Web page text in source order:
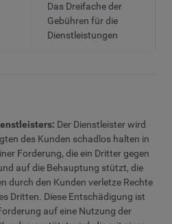
Das Dreifache der
Gebühren für die
Dienstleistungen
Der Dienstleister wird
des Kunden schadlos halten in
Forderung, die ein Dritter gegen
auf die Behauptung stützt, die
durch den Kunden verletze Rechte
Dritten. Diese Entschädigung ist
auf eine Nutzung der